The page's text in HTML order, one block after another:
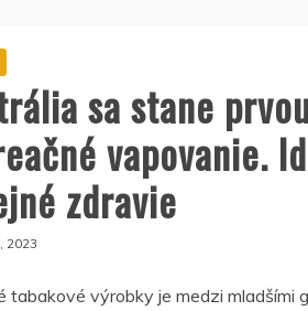
sa stane
vapovanie.
zdravie
2023
tabakové výrobky je medzi mladšími